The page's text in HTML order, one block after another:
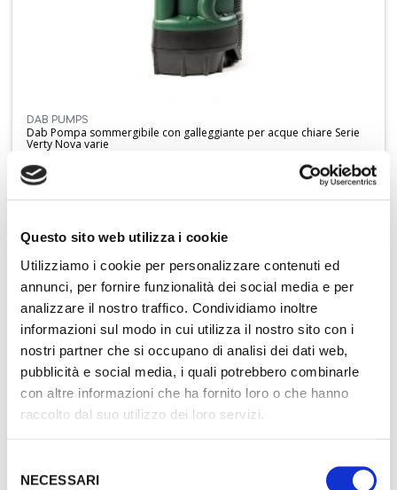
Questo sito web utilizza i cookie
Utilizziamo i cookie per personalizzare contenuti ed
annunci, per fornire funzionalità dei social media e per
analizzare il nostro traffico. Condividiamo inoltre
informazioni sul modo in cui utilizza il nostro sito con i
nostri partner che si occupano di analisi dei dati web,
pubblicità e social media, i quali potrebbero combinarle
con altre informazioni che ha fornito loro o che hanno
raccolto dal suo utilizzo dei loro servizi.
delNECESSARI
DAB PUMPS
Dab Pompa sommergibile con galleggiante per acque chiare Serie
Verty Nova varie
45%